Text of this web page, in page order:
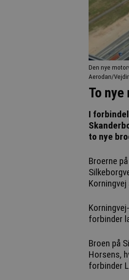
Den nye
Aerodan/
To
I
to nye
Broerne
forbinder
Broen på
Horsens,
forbinder